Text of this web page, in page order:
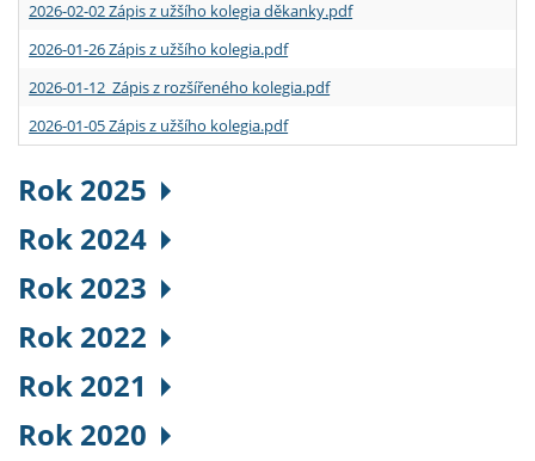
2026-02-02 Zápis z užšího kolegia děkanky.pdf
2026-01-26 Zápis z užšího kolegia.pdf
2026-01-12 Zápis z rozšířeného kolegia.pdf
2026-01-05 Zápis z užšího kolegia.pdf
Rok 2025
Rok 2024
Rok 2023
Rok 2022
Rok 2021
Rok 2020